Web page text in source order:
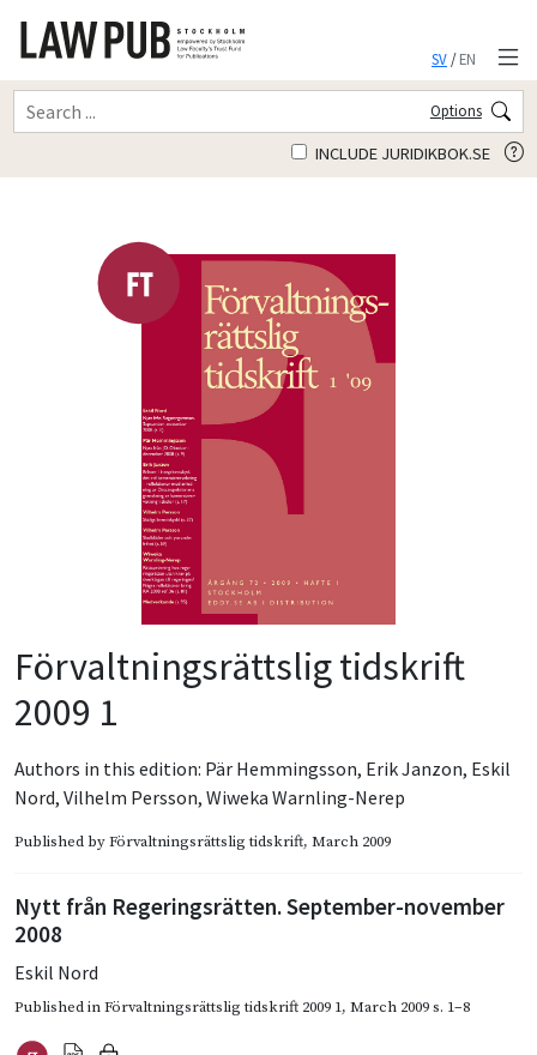
SV/EN
Options
INCLUDE JURIDIKBOK.SE
Förvaltningsrättslig tidskrift
2009 1
Authors in this edition: Pär Hemmingsson, Erik Janzon, Eskil
Nord, Vilhelm Persson, Wiweka Warnling-Nerep
Published byFörvaltningsrättslig tidskrift, March 2009
Nytt från Regerings­rätten. September-november
2008
Eskil Nord
Published inFörvaltningsrättslig tidskrift 2009 1, March 2009s. 1–8